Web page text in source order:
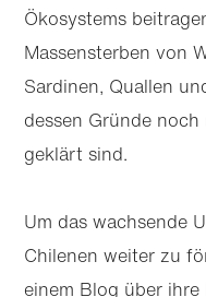
Ökosystems
Massensterben von
Sardinen, Quallen
dessen Gründe
geklärt sind.
Um das wachsende
Chilenen weiter zu
einem Blog über